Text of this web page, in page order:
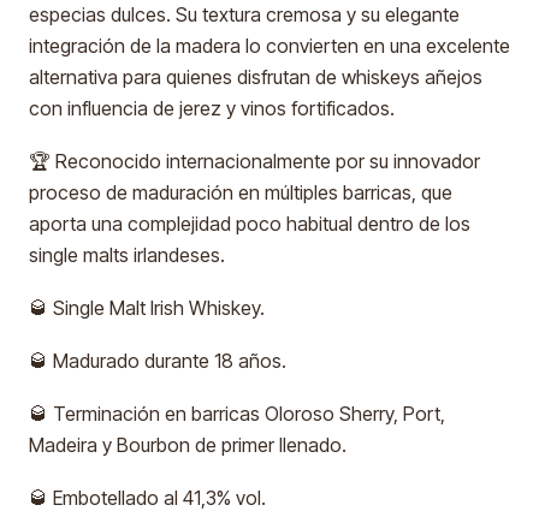
especias dulces. Su textura cremosa y su elegante
integración de la madera lo convierten en una excelente
alternativa para quienes disfrutan de whiskeys añejos
con influencia de jerez y vinos fortificados.
🏆 Reconocido internacionalmente por su innovador
proceso de maduración en múltiples barricas, que
aporta una complejidad poco habitual dentro de los
single malts irlandeses.
🥃 Single Malt Irish Whiskey.
🥃 Madurado durante 18 años.
🥃 Terminación en barricas Oloroso Sherry, Port,
Madeira y Bourbon de primer llenado.
🥃 Embotellado al 41,3% vol.